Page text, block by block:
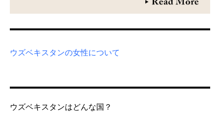
ウズベキスタンの女性について
ウズベキスタンはどんな国？